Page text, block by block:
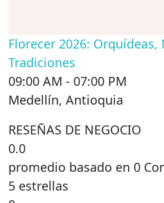
Florecer 2026: Orquídeas,
Tradiciones
09:00 AM - 07:00 PM
Medellín, Antioquia
RESEÑAS DE NEGOCIO
0.0
promedio basado en 0
5 estrellas